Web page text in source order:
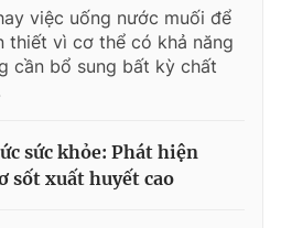
việc uống nước muối để
thiết vì cơ thể có khả năng
cần bổ sung bất kỳ chất
sức khỏe: Phát hiện
sốt xuất huyết cao